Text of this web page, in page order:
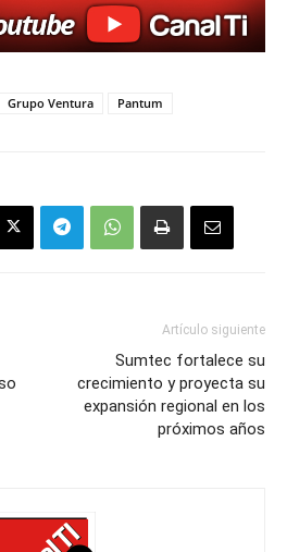
Grupo Ventura Pantum
Artículo siguiente
Sumtec fortalece su
crecimiento y proyecta su
expansión regional en los
próximos años